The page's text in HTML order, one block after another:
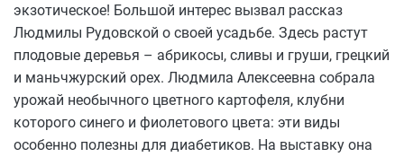
экзотическое! Большой интерес вызвал рассказ
Людмилы Рудовской о своей усадьбе. Здесь растут
плодовые деревья – абрикосы, сливы и груши, грецкий
и маньчжурский орех. Людмила Алексеевна собрала
урожай необычного цветного картофеля, клубни
которого синего и фиолетового цвета: эти виды
особенно полезны для диабетиков. На выставку она